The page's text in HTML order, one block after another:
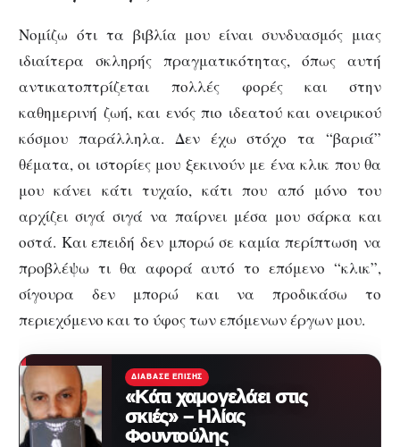
Νομίζω ότι τα βιβλία μου είναι συνδυασμός μιας
ιδιαίτερα σκληρής πραγματικότητας, όπως αυτή
αντικατοπτρίζεται πολλές φορές και στην
καθημερινή ζωή, και ενός πιο ιδεατού και ονειρικού
κόσμου παράλληλα. Δεν έχω στόχο τα “βαριά”
θέματα, οι ιστορίες μου ξεκινούν με ένα κλικ που θα
μου κάνει κάτι τυχαίο, κάτι που από μόνο του
αρχίζει σιγά σιγά να παίρνει μέσα μου σάρκα και
οστά. Και επειδή δεν μπορώ σε καμία περίπτωση να
προβλέψω τι θα αφορά αυτό το επόμενο “κλικ”,
σίγουρα δεν μπορώ και να προδικάσω το
περιεχόμενο και το ύφος των επόμενων έργων μου.
ΔΙΆΒΑΣΕ ΕΠΊΣΗΣ
«Κάτι χαμογελάει στις
σκιές» – Ηλίας
Φουντούλης